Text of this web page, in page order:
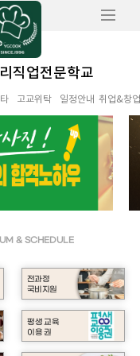
직업전문학교
고교위탁 일정안내 취업&창업
& SCHEDULE
전과정
국비지원
평생교육
이용권